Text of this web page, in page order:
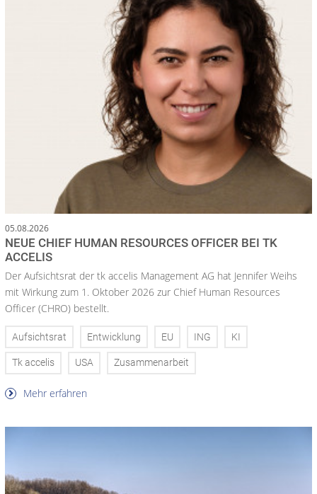
05.08.2026
NEUE CHIEF HUMAN RESOURCES OFFICER BEI TK
ACCELIS
Der Aufsichtsrat der tk accelis Management AG hat Jennifer Weihs
mit Wirkung zum 1. Oktober 2026 zur Chief Human Resources
Officer (CHRO) bestellt.
Aufsichtsrat Entwicklung EU ING KI
Tk accelis USA Zusammenarbeit
Mehr erfahren